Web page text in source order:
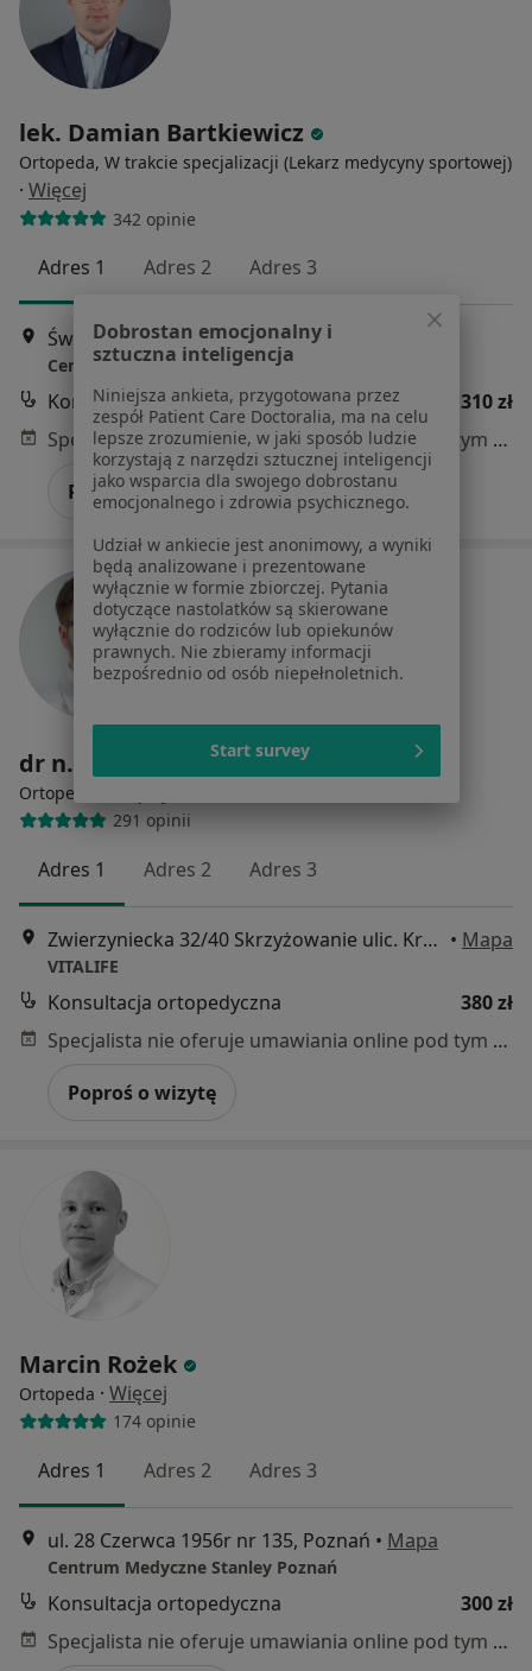
lek. Damian Bartkiewicz
Ortopeda, W trakcie specjalizacji (Lekarz medycyny sportowej)
· Więcej
342 opinie
Adres 1 Adres 2 Adres 3
Św. Wawrzyńca 3B/U1, Poznań •
Centrum Medyczne NeuroTeam
Konsultacja ortopedyczna
310 zł
Specjalista nie oferuje umawiania online pod tym adresem.
Poproś o wizytę
dr n. med. Jarosław Pawlicz
Ortopeda
291 opinii
Adres 1 Adres 2 Adres 3
Zwierzyniecka 32/40 Skrzyżowanie ulic. Kraszewskiego i Zwierzyniecka, Poznań • Mapa
VITALIFE
Konsultacja ortopedyczna
380 zł
Specjalista nie oferuje umawiania online pod tym adresem.
Poproś o wizytę
Marcin Rożek
Ortopeda · Więcej
174 opinie
Adres 1 Adres 2 Adres 3
ul. 28 Czerwca 1956r nr 135, Poznań • Mapa
Centrum Medyczne Stanley Poznań
Konsultacja ortopedyczna
300 zł
Specjalista nie oferuje umawiania online pod tym adresem.
Dobrostan emocjonalny i
sztuczna inteligencja
Niniejsza ankieta, przygotowana przez
zespół Patient Care Doctoralia, ma na celu
lepsze zrozumienie, w jaki sposób ludzie
korzystają z narzędzi sztucznej inteligencji
jako wsparcia dla swojego dobrostanu
emocjonalnego i zdrowia psychicznego.
Udział w ankiecie jest anonimowy, a wyniki
będą analizowane i prezentowane
wyłącznie w formie zbiorczej. Pytania
dotyczące nastolatków są skierowane
wyłącznie do rodziców lub opiekunów
prawnych. Nie zbieramy informacji
bezpośrednio od osób niepełnoletnich.
Start survey